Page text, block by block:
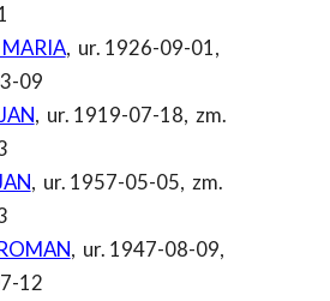
MARIA, ur. 1926-09-01,
09
, ur. 1919-07-18, zm.
, ur. 1957-05-05, zm.
, ur. 1947-08-09,
12